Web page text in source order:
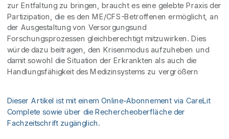
zur Entfaltung zu bringen, braucht es eine gelebte Praxis der
Partizipation, die es den ME/CFS-Betroffenen ermöglicht, an
der Ausgestaltung von Versorgungsund
Forschungsprozessen gleichberechtigt mitzuwirken. Dies
würde dazu beitragen, den Krisenmodus aufzuheben und
damit sowohl die Situation der Erkrankten als auch die
Handlungsfähigkeit des Medizinsystems zu vergrößern
Dieser Artikel ist mit einem Online-Abonnement via CareLit
Complete sowie über die Rechercheoberfläche der
Fachzeitschrift zugänglich.